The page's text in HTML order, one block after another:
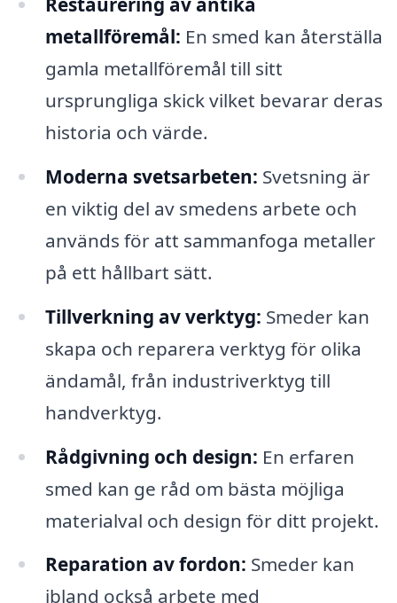
metallföremål: En smed kan återställa
gamla metallföremål till sitt
ursprungliga skick vilket bevarar deras
historia och värde.
Moderna svetsarbeten: Svetsning är
en viktig del av smedens arbete och
används för att sammanfoga metaller
på ett hållbart sätt.
Tillverkning av verktyg: Smeder kan
skapa och reparera verktyg för olika
ändamål, från industriverktyg till
handverktyg.
Rådgivning och design: En erfaren
smed kan ge råd om bästa möjliga
materialval och design för ditt projekt.
Reparation av fordon: Smeder kan
ibland också arbete med